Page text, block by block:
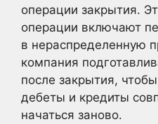
операции закрытия.
операции включают
в нераспределенную
компания
после закрытия,
дебеты и кредиты
начаться заново.